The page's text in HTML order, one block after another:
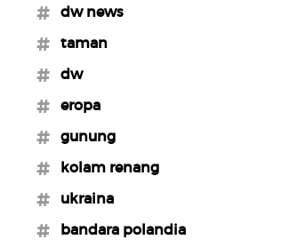
#dw news
#taman
#dw
#eropa
#gunung
#kolam renang
#ukraina
#bandara polandia